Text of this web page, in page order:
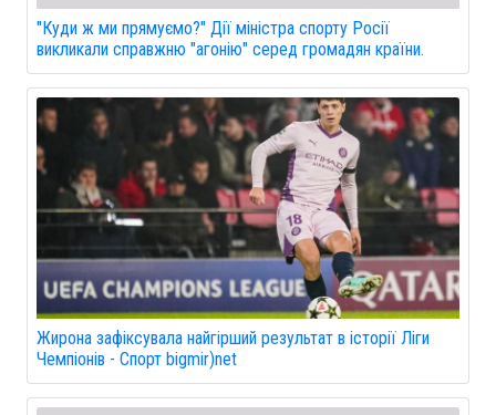
"Куди ж ми прямуємо?" Дії міністра спорту Росії
викликали справжню "агонію" серед громадян країни.
Жирона зафіксувала найгірший результат в історії Ліги
Чемпіонів - Спорт bigmir)net